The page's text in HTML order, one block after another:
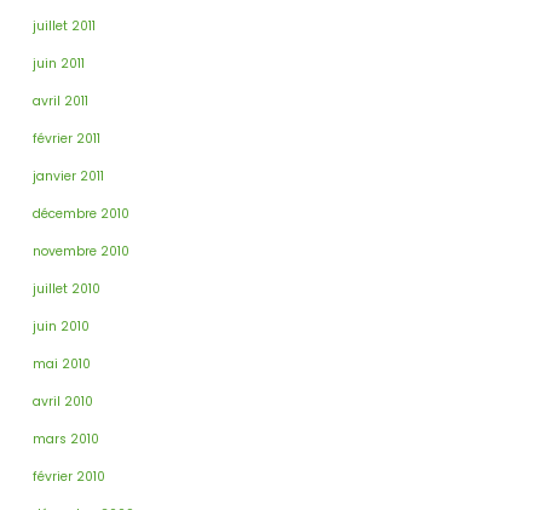
juillet 2011
juin 2011
avril 2011
février 2011
janvier 2011
décembre 2010
novembre 2010
juillet 2010
juin 2010
mai 2010
avril 2010
mars 2010
février 2010